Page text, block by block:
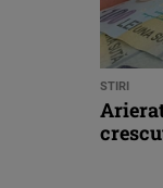
STIRI